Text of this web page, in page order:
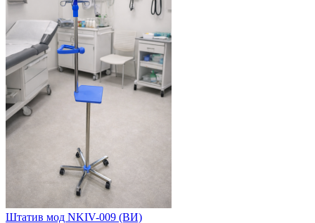
Штатив мод NKIV-009 (ВИ)